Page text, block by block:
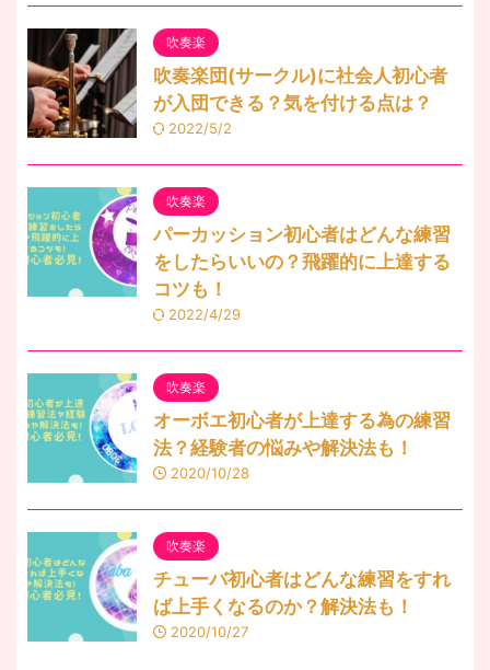
吹奏楽
吹奏楽団(サークル)に社会人初心者
が入団できる？気を付ける点は？
2022/5/2
吹奏楽
パーカッション初心者はどんな練習
をしたらいいの？飛躍的に上達する
コツも！
2022/4/29
吹奏楽
オーボエ初心者が上達する為の練習
法？経験者の悩みや解決法も！
2020/10/28
吹奏楽
チューバ初心者はどんな練習をすれ
ば上手くなるのか？解決法も！
2020/10/27